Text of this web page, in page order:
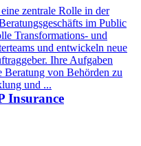
zentrale Rolle in der
im Public
Transformations- und
und entwickeln neue
Ihre Aufgaben
Beratung von Behörden zu
und ...
Insurance